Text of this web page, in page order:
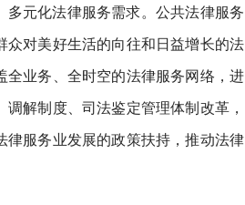
元化法律服务需求。公共法律服务
对美好生活的向往和日益增长的法
业务、全时空的法律服务网络，进
解制度、司法鉴定管理体制改革，
服务业发展的政策扶持，推动法律